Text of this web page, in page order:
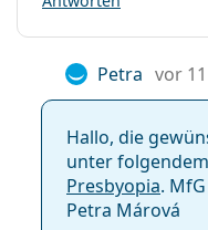
Petra vor
Hallo, die
unter
Presbyopia. MfG
Petra Márová